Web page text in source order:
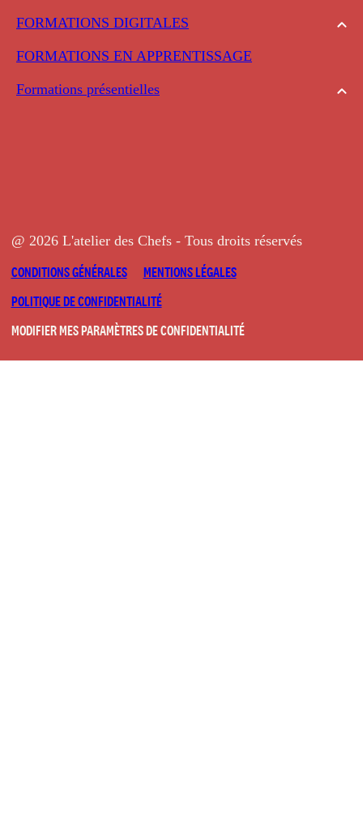
FORMATIONS DIGITALES
FORMATIONS EN APPRENTISSAGE
Formations présentielles
@ 2026 L'atelier des Chefs - Tous droits réservés
CONDITIONS GÉNÉRALES
MENTIONS LÉGALES
POLITIQUE DE CONFIDENTIALITÉ
MODIFIER MES PARAMÈTRES DE CONFIDENTIALITÉ